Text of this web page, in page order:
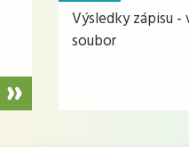
Výsledky zápisu
soubor